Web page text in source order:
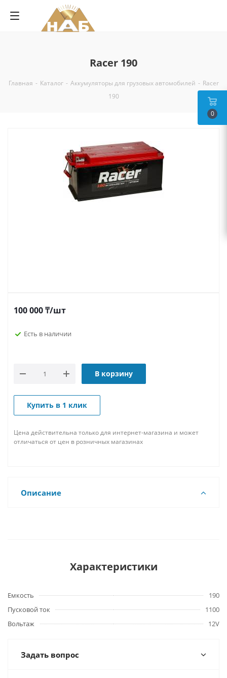
Racer 190
Главная - Каталог - Аккумуляторы для грузовых автомобилей - Racer
190
100 000₸/шт
Есть в наличии
В корзину
Купить в 1 клик
Цена действительна только для интернет-магазина и может
отличаться от цен в розничных магазинах
Описание
Характеристики
Емкость
190
Пусковой ток
1100
Вольтаж
12V
Задать вопрос
0